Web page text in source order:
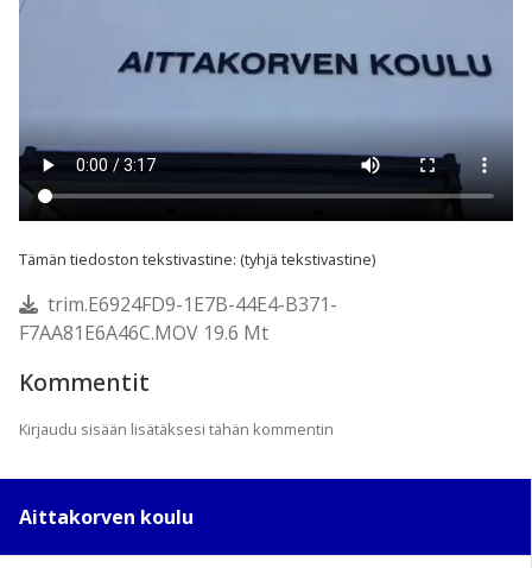
Tämän tiedoston tekstivastine: (tyhjä tekstivastine)
trim.E6924FD9-1E7B-44E4-B371-
F7AA81E6A46C.MOV 19.6 Mt
Kommentit
Kirjaudu sisään lisätäksesi tähän kommentin
Aittakorven koulu